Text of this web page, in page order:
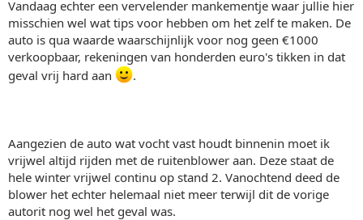
Vandaag echter een vervelender mankementje waar jullie hier
misschien wel wat tips voor hebben om het zelf te maken. De
auto is qua waarde waarschijnlijk voor nog geen €1000
verkoopbaar, rekeningen van honderden euro's tikken in dat
geval vrij hard aan
.
Aangezien de auto wat vocht vast houdt binnenin moet ik
vrijwel altijd rijden met de ruitenblower aan. Deze staat de
hele winter vrijwel continu op stand 2. Vanochtend deed de
blower het echter helemaal niet meer terwijl dit de vorige
autorit nog wel het geval was.